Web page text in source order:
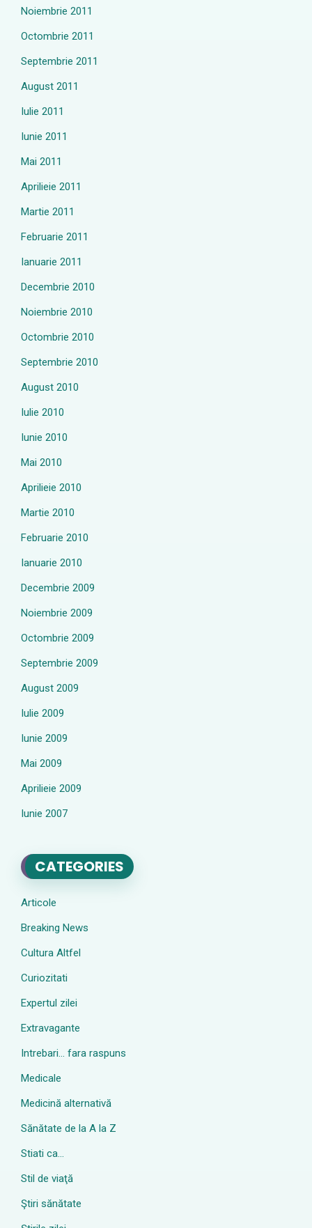
Noiembrie 2011
Octombrie 2011
Septembrie 2011
August 2011
Iulie 2011
Iunie 2011
Mai 2011
Aprilieie 2011
Martie 2011
Februarie 2011
Ianuarie 2011
Decembrie 2010
Noiembrie 2010
Octombrie 2010
Septembrie 2010
August 2010
Iulie 2010
Iunie 2010
Mai 2010
Aprilieie 2010
Martie 2010
Februarie 2010
Ianuarie 2010
Decembrie 2009
Noiembrie 2009
Octombrie 2009
Septembrie 2009
August 2009
Iulie 2009
Iunie 2009
Mai 2009
Aprilieie 2009
Iunie 2007
CATEGORIES
Articole
Breaking News
Cultura Altfel
Curiozitati
Expertul zilei
Extravagante
Intrebari… fara raspuns
Medicale
Medicină alternativă
Sănătate de la A la Z
Stiati ca…
Stil de viaţă
Ştiri sănătate